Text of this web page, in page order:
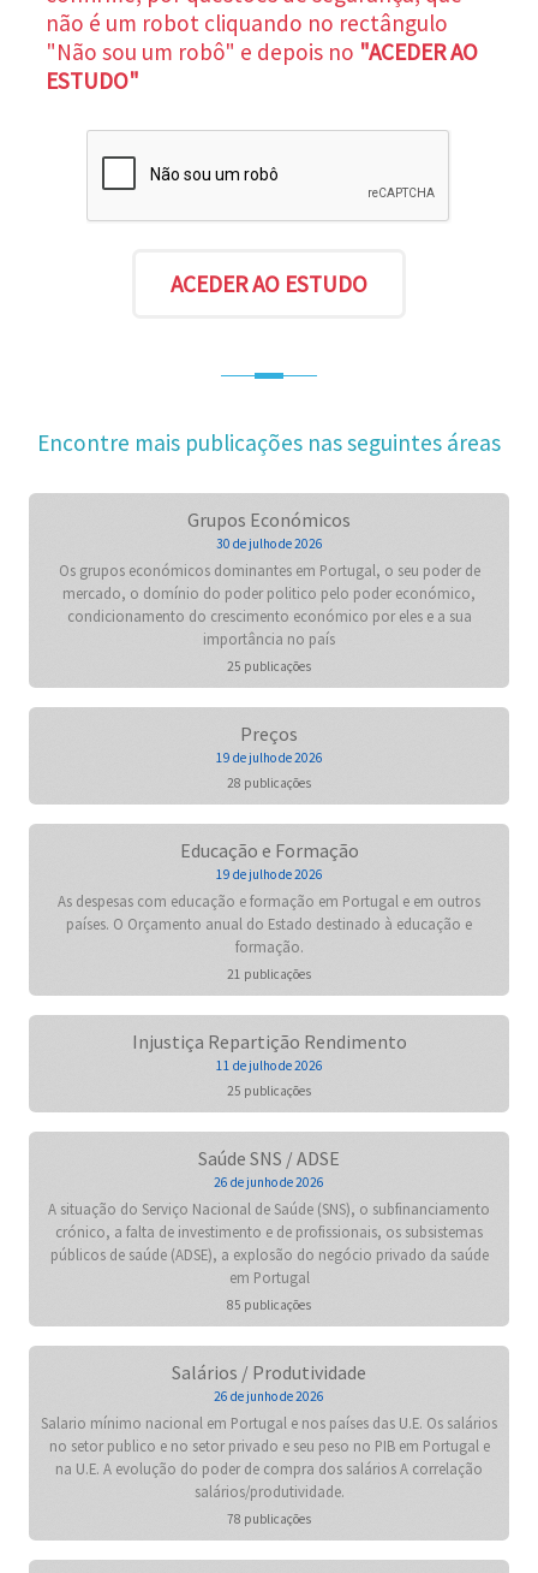
não é um robot cliquando no rectângulo
"Não sou um robô" e depois no "ACEDER AO
ESTUDO"
Encontre mais publicações nas seguintes áreas
Grupos Económicos
30 de julho de 2026
Os grupos económicos dominantes em Portugal, o seu poder de
mercado, o domínio do poder politico pelo poder económico,
condicionamento do crescimento económico por eles e a sua
importância no país
25 publicações
Preços
19 de julho de 2026
28 publicações
Educação e Formação
19 de julho de 2026
As despesas com educação e formação em Portugal e em outros
países. O Orçamento anual do Estado destinado à educação e
formação.
21 publicações
Injustiça Repartição Rendimento
11 de julho de 2026
25 publicações
Saúde SNS / ADSE
26 de junho de 2026
A situação do Serviço Nacional de Saúde (SNS), o subfinanciamento
crónico, a falta de investimento e de profissionais, os subsistemas
públicos de saúde (ADSE), a explosão do negócio privado da saúde
em Portugal
85 publicações
Salários / Produtividade
26 de junho de 2026
Salario mínimo nacional em Portugal e nos países das U.E. Os salários
no setor publico e no setor privado e seu peso no PIB em Portugal e
na U.E. A evolução do poder de compra dos salários A correlação
salários/produtividade.
78 publicações